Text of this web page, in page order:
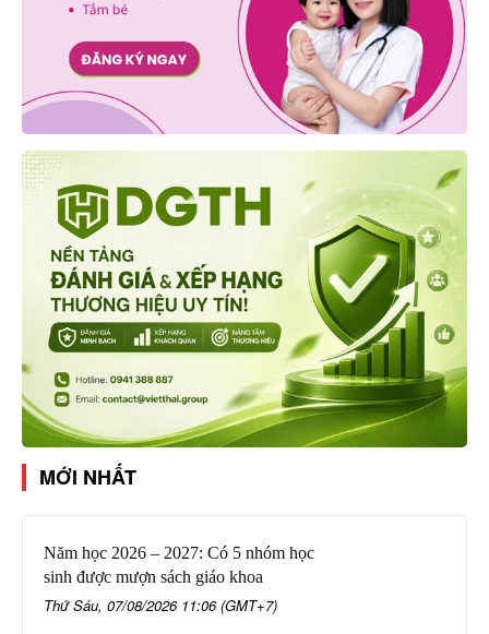
MỚI NHẤT
Năm học 2026 – 2027: Có 5 nhóm học
sinh được mượn sách giáo khoa
Thứ Sáu, 07/08/2026 11:06 (GMT+7)